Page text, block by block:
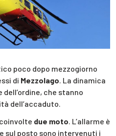
poco dopo mezzogiorno
di Mezzolago . La dinamica
che stanno
dell’accaduto.
due moto. L’allarme è
posto sono intervenuti i